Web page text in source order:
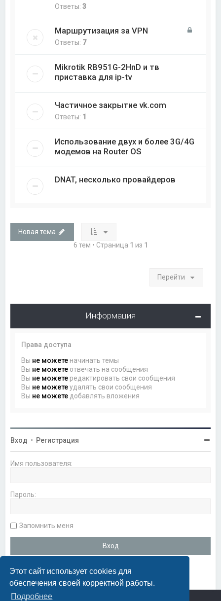
Этот сайт использует cookies для
обеспечения своей корректной работы.
Подробнее
Ответы:3
Маршрутизация за VPN
Ответы: 7
Mikrotik RB951G-2HnD и тв
приставка для ip-tv
Частичное закрытие vk.com
Ответы: 1
Использование двух и более 3G/4G
модемов на Router OS
DNAT, несколько провайдеров
Новая тема
6 тем • Страница 1 из 1
Перейти
Информация
Права доступа
Вы не можете начинать темы
Вы не можете отвечать на сообщения
Вы не можете редактировать свои сообщения
Вы не можетеудалять свои сообщения
Вы не можете добавлять вложения
Вход • Регистрация
Имя пользователя:
Пароль:
Запомнить меня